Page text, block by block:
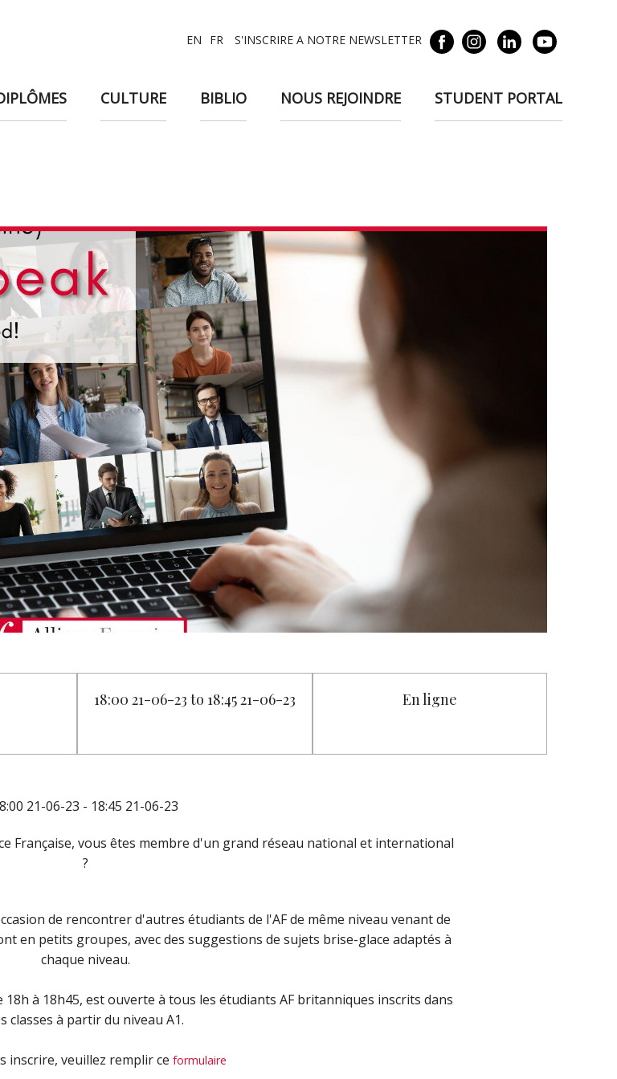
EN FR S'INSCRIRE A NOTRE NEWSLETTER
CULTURE BIBLIO NOUS REJOINDRE STUDENT PORTAL
18:00 21-06-23 to 18:45 21-06-23 En ligne
21-06-23 - 18:45 21-06-23
Française, vous êtes membre d'un grand réseau national et international
?
de rencontrer d'autres étudiants de l'AF de même niveau venant de
en petits groupes, avec des suggestions de sujets brise-glace adaptés à
chaque niveau.
à 18h45, est ouverte à tous les étudiants AF britanniques inscrits dans
classes à partir du niveau A1.
inscrire, veuillez remplir ce formulaire